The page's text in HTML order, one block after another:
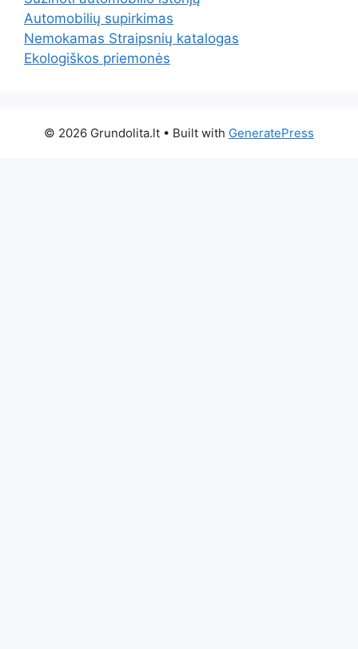
Automobilių supirkimas
Nemokamas Straipsnių katalogas
Ekologiškos priemonės
© 2026 Grundolita.lt • Built with GeneratePress